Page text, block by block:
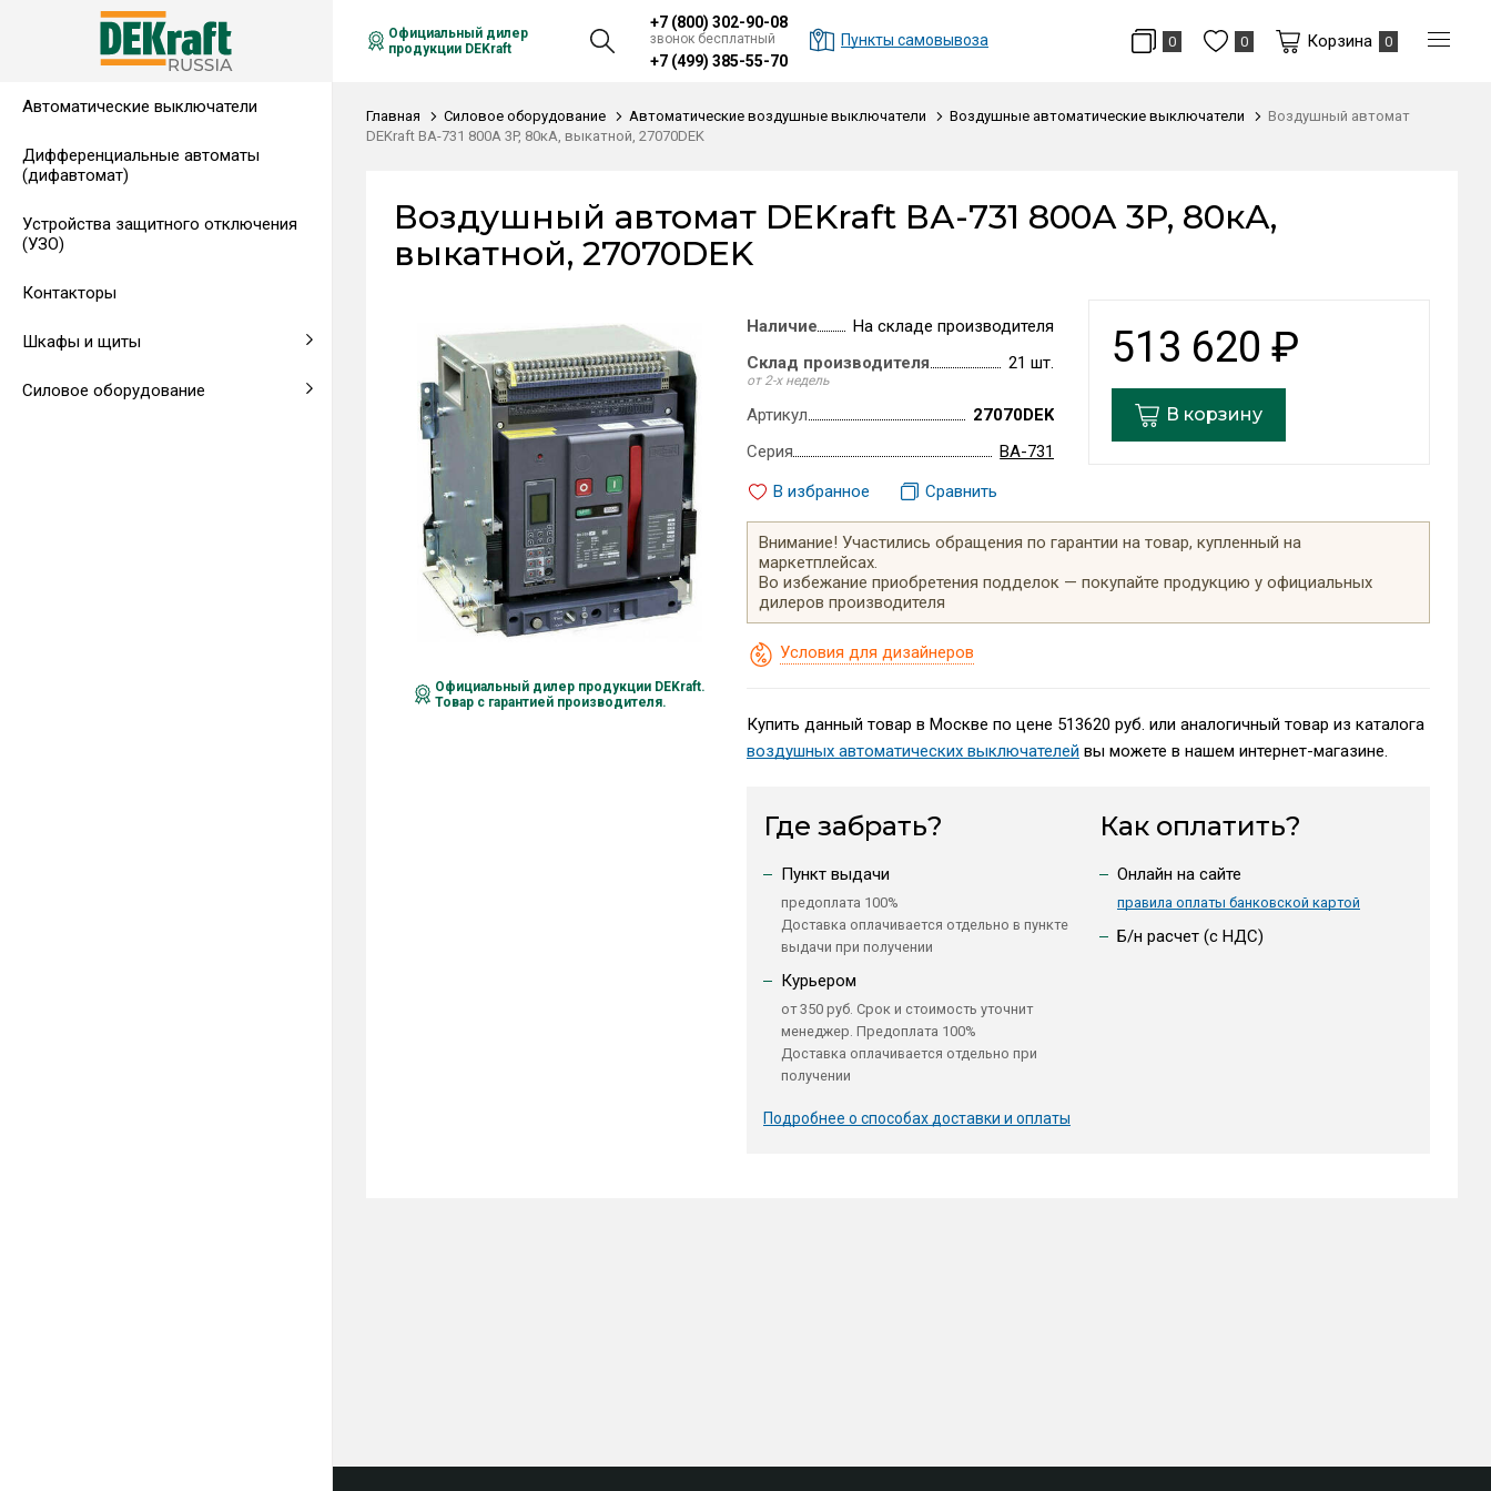
Автоматические выключатели
Дифференциальные автоматы
(дифавтомат)
Устройства защитного отключения
(УЗО)
Контакторы
Шкафы и щиты
Распределительные щиты,
Напольные щиты
Клеммы и комплектующие
Клеммы на DIN-рейку
Аксессуары для щитов
Силовое оборудование
Автоматические выключатели в
Аксессуары
Предохранители
Щитовые приборы
Амперметры
Автоматические воздушные
выключатели
Воздушные автоматические
Официальный дилер
продукции DEKraft
+7 (800) 302-90-08
звонок бесплатный
+7 (499) 385-55-70
Пункты самовывоза 0 0 Корзина 0
Главная Силовое оборудование Автоматические воздушные выключатели Воздушные автоматические выключатели
Воздушный автомат
DEKraft ВА-731 800А 3P, 80кА, выкатной, 27070DEK
Воздушный автомат DEKraft ВА-731 800А 3P, 80кА,
выкатной, 27070DEK
Официальный дилер продукции DEKraft.
Товар с гарантией производителя.
513 620 ₽
В корзину
Наличие
На складе производителя
Склад производителя
от 2-х недель
21 шт.
Артикул
27070DEK
Серия
ВА-731
В избранное
Сравнить
Внимание! Участились обращения по гарантии на товар, купленный на
маркетплейсах.
Во избежание приобретения подделок — покупайте продукцию у официальных
дилеров производителя
Условия для дизайнеров
Купить данный товар в Москве по цене 513620 руб. или аналогичный товар из каталога
воздушных автоматических выключателей вы можете в нашем интернет-магазине.
Где забрать?
Пункт выдачи
предоплата 100%
Доставка оплачивается отдельно в пункте
выдачи при получении
Курьером
от 350 руб. Срок и стоимость уточнит
менеджер. Предоплата 100%
Доставка оплачивается отдельно при
получении
Подробнее о способах доставки и оплаты
Как оплатить?
Онлайн на сайте
правила оплаты банковской картой
Б/н расчет (c НДС)